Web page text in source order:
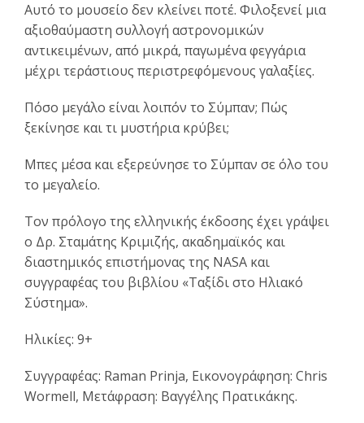
Αυτό το μουσείο δεν κλείνει ποτέ. Φιλοξενεί μια
αξιοθαύμαστη συλλογή αστρονομικών
αντικειμένων, από μικρά, παγωμένα φεγγάρια
μέχρι τεράστιους περιστρεφόμενους γαλαξίες.
Πόσο μεγάλο είναι λοιπόν το Σύμπαν; Πώς
ξεκίνησε και τι μυστήρια κρύβει;
Μπες μέσα και εξερεύνησε το Σύμπαν σε όλο του
το μεγαλείο.
Τον πρόλογο της ελληνικής έκδοσης έχει γράψει
ο Δρ. Σταμάτης Κριμιζής, ακαδημαϊκός και
διαστημικός επιστήμονας της NASA και
συγγραφέας του βιβλίου «Tαξίδι στο Ηλιακό
Σύστημα».
Ηλικίες: 9+
Συγγραφέας: Raman Prinja, Εικονογράφηση: Chris
Wormell, Μετάφραση: Βαγγέλης Πρατικάκης.